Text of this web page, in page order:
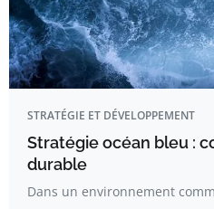
STRATÉGIE ET DÉVELOPPEMENT
Stratégie océan bleu :
durable
Dans un environnement